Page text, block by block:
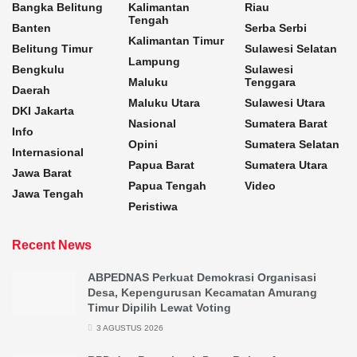
Bangka Belitung
Banten
Belitung Timur
Bengkulu
Daerah
DKI Jakarta
Info
Internasional
Jawa Barat
Jawa Tengah
Kalimantan
Tengah
Kalimantan Timur
Lampung
Maluku
Maluku Utara
Nasional
Opini
Papua Barat
Papua Tengah
Peristiwa
Riau
Serba Serbi
Sulawesi Selatan
Sulawesi
Tenggara
Sulawesi Utara
Sumatera Barat
Sumatera Selatan
Sumatera Utara
Video
Recent News
ABPEDNAS Perkuat Demokrasi Organisasi
Desa, Kepengurusan Kecamatan Amurang
Timur Dipilih Lewat Voting
3 AGUSTUS 2026